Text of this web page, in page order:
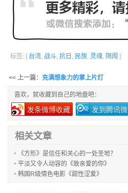
标签: [ 台湾, 战斗, 抗日 , 民族, 灵魂, 隔阂 ]
<< 上一篇： 充满想象力的掌上片灯
喜欢，就收藏到自己的地盘吧：
发条微博收藏 发到腾讯
相关文章
《方形》是信任和关心的一处圣地？
平淡又令人动容的《致亲爱的你》
韩国R级情色电影《甜性涩爱》